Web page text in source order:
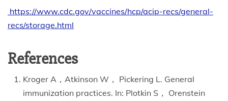
https://www.cdc.gov/vaccines/hcp/acip-recs/general-
recs/storage.html
References
Kroger A，Atkinson W， Pickering L. General
immunization practices. In: Plotkin S， Orenstein